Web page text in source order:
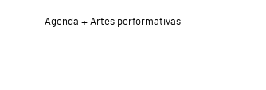
Agenda Artes performativas